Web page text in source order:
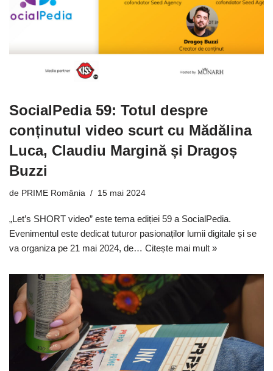
SocialPedia 59: Totul despre
conținutul video scurt cu Mădălina
Luca, Claudiu Margină și Dragoș
Buzzi
de PRIME România 15 mai 2024
„Let’s SHORT video” este tema ediției 59 a SocialPedia.
Evenimentul este dedicat tuturor pasionaților lumii digitale și se
va organiza pe 21 mai 2024, de… Citește mai mult »